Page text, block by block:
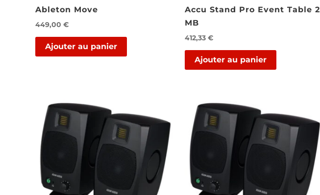
Ableton Move
449,00 €
Ajouter au panier
Accu Stand Pro Event Table 2
MB
412,33 €
Ajouter au panier